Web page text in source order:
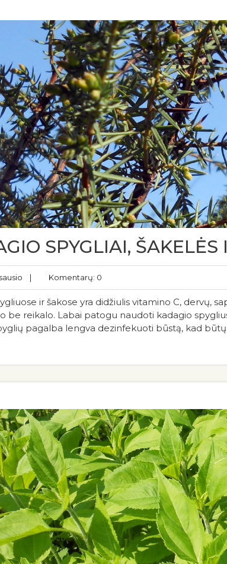
SPYGLIAI, ŠAKELĖS
| Komentarų: 0
ir šakose yra didžiulis vitamino C, dervų,
o be reikalo. Labai patogu naudoti kadagio
pagalba lengva dezinfekuoti būstą, kad